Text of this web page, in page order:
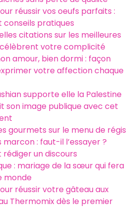
réussir vos oeufs parfaits :
pratiques
citations sur les meilleures
votre complicité
amour, bien dormi : façon
votre affection chaque
supporte elle la Palestine
son image publique avec cet
gourmets sur le menu de régis
marcon : faut-il l’essayer ?
un discours
: mariage de la sœur qui fera
monde
réussir votre gâteau aux
Thermomix dès le premier